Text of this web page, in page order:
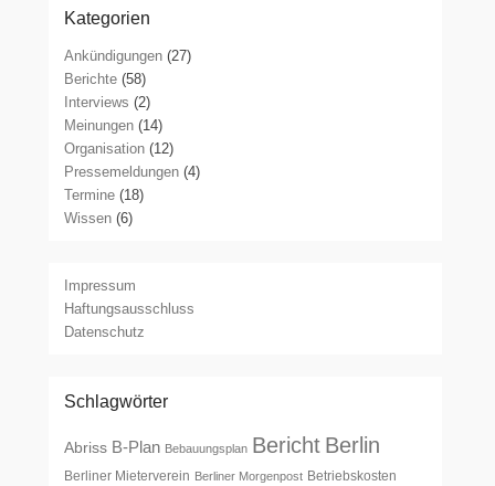
Kategorien
Ankündigungen (27)
Berichte (58)
Interviews (2)
Meinungen (14)
Organisation (12)
Pressemeldungen (4)
Termine (18)
Wissen (6)
Impressum
Haftungsausschluss
Datenschutz
Schlagwörter
Abriss B-Plan Bebauungsplan Bericht Berlin
Berliner Mieterverein Berliner Morgenpost Betriebskosten